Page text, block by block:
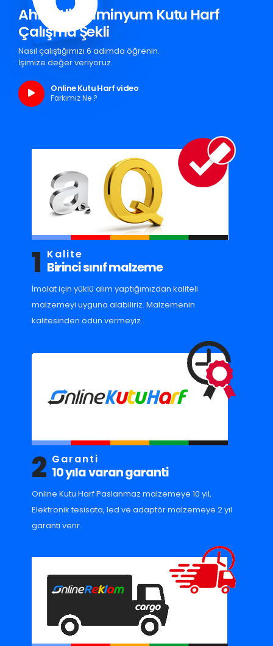
Ahmetli Aluminyum Kutu Harf
Çalışma Şekli
Nasıl çalıştığımızı 6 adımda öğrenin.
İşimize değer veriyoruz.
Online Kutu Harf video
Farkımız Ne ?
1 Kalite
Birinci sınıf malzeme
İmalat için yüklü alım yaptığımızdan kaliteli
malzemeyi uyguna alabiliriz. Malzemenin
kalitesinden ödün vermeyiz.
2 Garanti
10 yıla varan garanti
Online Kutu Harf Paslanmaz malzemeye 10 yıl,
Elektronik tesisata, led ve adaptör malzemeye 2 yıl
garanti verir.